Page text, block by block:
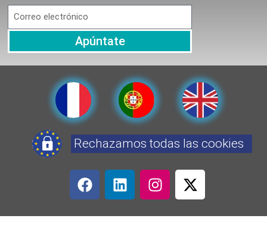
Apúntate
Rechazamos todas las cookies